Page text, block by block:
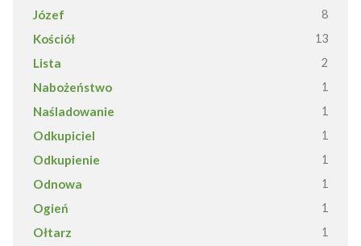
Józef 8
Kościół 13
Lista 2
Nabożeństwo 1
Naśladowanie 1
Odkupiciel 1
Odkupienie 1
Odnowa 1
Ogień 1
Ołtarz 1